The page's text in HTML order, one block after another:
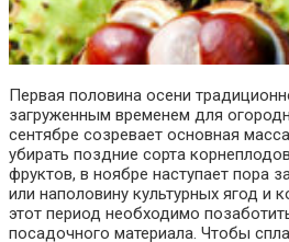
Первая половина осени
загруженным временем для
сентябре созревает основная
убирать поздние сорта
фруктов, в ноябре наступает пора
или наполовину культурных ягод и
этот период необходимо
посадочного материала. Чтобы